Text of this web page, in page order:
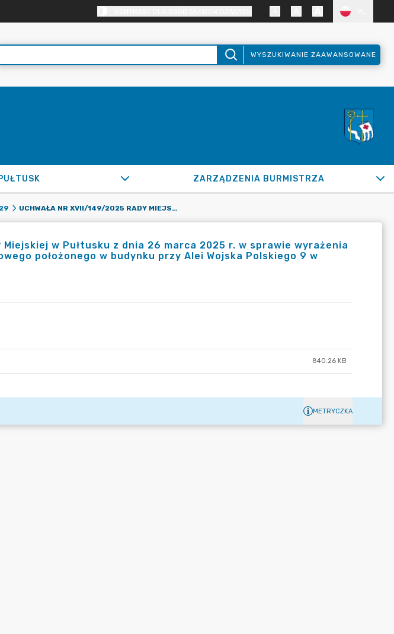
WYSZUKIWANIE ZAAWANSOWANE
ZARZĄDZENIA BURMISTRZA
UCHWAŁA NR XVII/149/2025 RADY MIEJSKIEJ W PUŁTUSKU Z DNIA 26 MARCA 2025 R. W SPRAWIE WYRAŻENIA ZGODY NA WYNAJEM LOKALU UŻYTKOWEGO POŁOŻONEGO W BUDYNKU PRZY ALEI WOJSKA POLSKIEGO 9 W PUŁTUSKU
Miejskiej w Pułtusku z dnia 26 marca 2025 r. w sprawie wyrażenia
położonego w budynku przy Alei Wojska Polskiego 9 w
840.26 KB
METRYCZKA